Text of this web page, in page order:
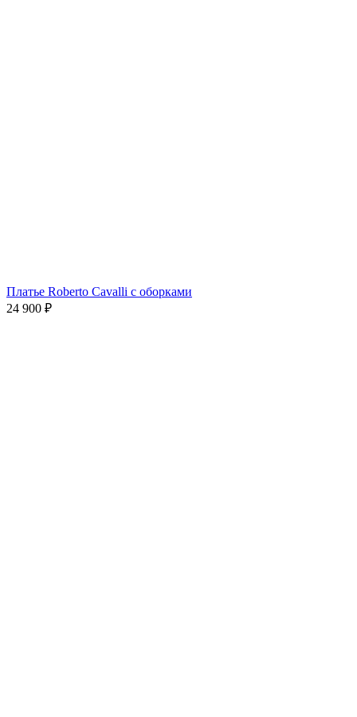
Платье Roberto Cavalli с оборками
24 900 ₽